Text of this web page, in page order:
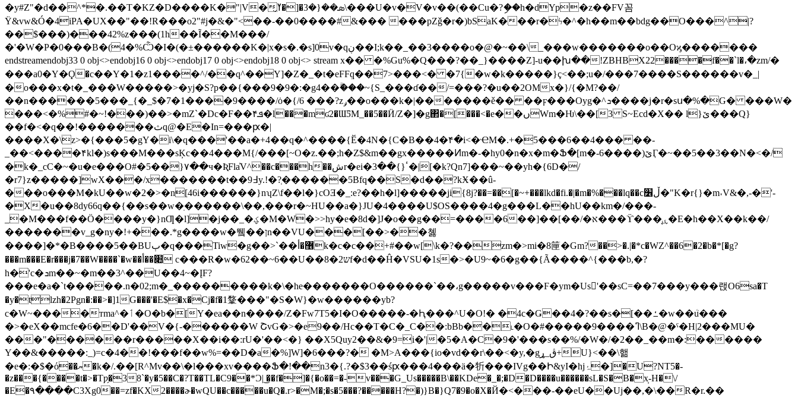
�y#Z"�d��^*�.��T�KZ�D����K�"|V�̬ܣ��{�3�[�ߌ\���U�v�V�v��(��Cu�?ި��h�dYp�z��FV꼼
Ϋ&vw&Ó�4iPA�UX��"��!R���o2"#j�&�"<��-��0����#&��� ���pZǧ�r�)bSaK���r�ϟ�^�h��m��bdg��O���^|?
��$���)���42%z���(1h��Ĩ��M���/
�'�W�P�0���B�(4�%Ѽ�I�(�±������K�|x�s�.�s]0v�qڹ��I;k��_��3����o�@�~��\_���w�������o��Oϗ�������
endstreamendobj33 0 obj<>endobj16 0 obj<>endobj17 0 obj<>endobj18 0 obj<> stream x�� �%Gu%�Q���?��_}����Z]-u��խ��!ZBHBX22����f��`l�،�zm/�
�� �a0�Y�Ϙ�c��Y�1�z1����^/��q^��Y]�Z�_�t�eFFܸq��7>���<� �7{�w�k�����}ç<��;u�/���7����S������v�_|
�o���x�t�_���W�����>�yj�S?p��{���9�9�:�g4��ۗ���~{S_���ɗ��/=���?�u��2OMx�}/{�M?��/
��n������5���_{�_$�7�1����9����/ȯ�{/6 ���?zݛ��o���k�|�������ě�� ��ϝ���Oyg�^ܖ����j�r�sս�%�G� ���W�
���<�%#�~!���)��>�mZ`�Dc�F��۴ܦ�l���mʛ2�ƜƼM_��5��Ӥ/Z�]�g΂�[���<�e��ںWm�Ƕ\��[3 S~Ecd�X�� l}ێ���Q}
��f�<�q��!�������ثq@�E�In=���ԗ�|
����X�\z>�{���5�gY�i\�q���'��a�+4��q�^����{Ӗ�4N�{C�B��4�۴�i<�ҼM�.+�5���6��4��� ��-
_��<����۴kl�)s���M���sĶc��4���M{/���[~O�z.��;h�Z$&m��gx�����Ͷm�-�hy0�n�x�m�Ֆ�[m�-6����)ێӶ�~��5��3��N�<�/
�k�_cC�~�u�e���O#�5��}۷��ч�ƦFla҆V^��c���h��شr�ei�ٴ{}��3�|[�k?Qn7]���~��yh�{6D�/
�r7}z�����]wX���/x�������t��9߃y.!�?ְ������5Bfq��S�d��?kӾ��û-
���o���M�kU��w�2�>�n[46i������}nʮZ\f��l�}cOƎ�_:e?��h�l]�����ֵji{8j?��=��[�~+���lkd�fi.�|�m�%���lq��cڵ׶�"K�r{}�m˕V&�,-�'-
�X�u��8dy66q��{��s��w�ֽ������\��,���r�~HU��a�}JU�4����U$OS����4�g���L��һU��km�/���-
_�M���f��Ö����y�}nƢ�l]�j��_�ؼ�M�W�>>hy�e�8d�]J�o��g��=����6��]��[��/�א���ϔ���͔ۑ�E�h��X��k��/
�������v_g�ny�!+���.*g����w�뛬��ןn��VU���[��>��쳻
����]�*�B����5��BUٻ�q���Tiw�g��>`��޶�أk�c�c��+#��w[\k�?��zm�>mi�8筪�Gm?��>�.|�*c�WZ^��6�2�b�*[�g?
���m���E�r���j�7��W����`�w��׊��أ c���R�w�62��~6��U��ש2�8f�d��Ĥ�VSU�1s�>�U9~�6�g��{Ã����^{���b,�?
h�'c�ܖm��~�m��3^��U��4~�ĮF?
���e�a�`t�����.n�02;m�_���������k�\�he�������O������`��،g�����v���Ϝ�ym�Us'��sC=��7���y���랝O6sa�T
�y�tlzh�2Pgn�:��>�]1G���'�E$�x�Cj�f�1鞪���"�S�W}�w������yb?
c�W~����тma^�ٲ�O�b�[Y�ea��n����/Z�Fw7T5�I�O�����-�Ԧ���^U�O!� �4c�Ǥ��4�?��s�[��ߑ�w��ܳu���
�>�eX��mcfe�6��D'��V�{-������W ՇvG�>�e9��/Hc��T�C�_C��:bBb��˪�O�#�����9����ߣ\B�@�ˁ�H|2���MU�
���"������r�����X��i��:rU�'��<�} ��X5Quy2��&�9=i�'|�5�A�C�9�'���s��%/�W�/�2��_��m�:������
Y��&�����:_)=c�4��!���f��w%=��D�a�%]W]�6���?� �M>A���{io�vd��r\��<�y,�gڨ_ړ+U}<��\핾
�e�:�$�ό��ޔ�k�/.��[R^Mv��\�l���xv����Ֆ�!��n3�{.?�$3��śԗ���4���ä�㸫���IVg��Ի&yI�hjۂ�]�U?NT5�-
�z���{����t�>�Tƿ̗�38`�y�5��C�?T��TL�C9��*Ɔ|͜ ��f�]�{�o��=�-v���G_Us�����B\��KDe�_�;�D�D����u������sL�S�B�x̩-H�\/
�E�۹����C3Xg0��=zf�KX2����ɚ�wQU��c�����u�Q�.r>�M�;�s�5���?�����H?�)}B�}Q7�9�o�X�Й�<���-��eU��Uj��,�\��R�r.��